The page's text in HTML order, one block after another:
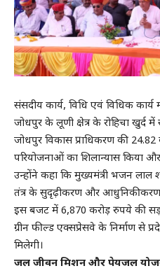
संसदीय कार्य, विधि एवं विधिक कार्य
जोधपुर के लूणी क्षेत्र के रोहिचा खुर्द
जोधपुर विकास प्राधिकरण की
परियोजनाओं का शिलान्यास किया
उन्होंने कहा कि मुख्यमंत्री भजन लाल
तंत्र के सुदृढ़ीकरण और आधुनिकीकरण
इस बजट में 6,870 करोड़ रुपये की
ग्रीन फील्ड एक्सप्रेसवे के निर्माण से
मिलेगी।
जल जीवन मिशन और पेयजल